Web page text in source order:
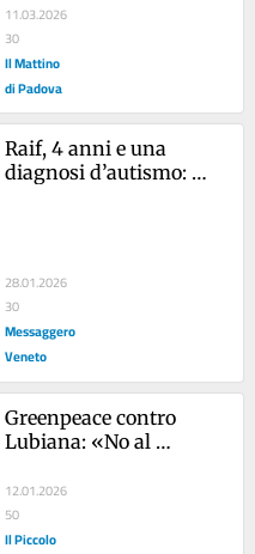
11.03.2026
30
Il Mattino
di Padova
Raif, 4 anni e una
diagnosi d’autismo:
28.01.2026
30
Messaggero
Veneto
Greenpeace contro
Lubiana: «No al
12.01.2026
50
Il Piccolo